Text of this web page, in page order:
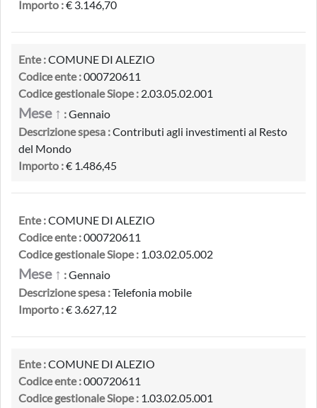
Importo :€ 3.146,70
Ente :COMUNE DI ALEZIO
Codice ente :000720611
Codice gestionale Siope : 2.03.05.02.001
Mese ↑ :Gennaio
Descrizione spesa :Contributi agli investimenti al Resto
del Mondo
Importo :€ 1.486,45
Ente :COMUNE DI ALEZIO
Codice ente :000720611
Codice gestionale Siope : 1.03.02.05.002
Mese ↑ :Gennaio
Descrizione spesa :Telefonia mobile
Importo :€ 3.627,12
Ente :COMUNE DI ALEZIO
Codice ente :000720611
Codice gestionale Siope : 1.03.02.05.001